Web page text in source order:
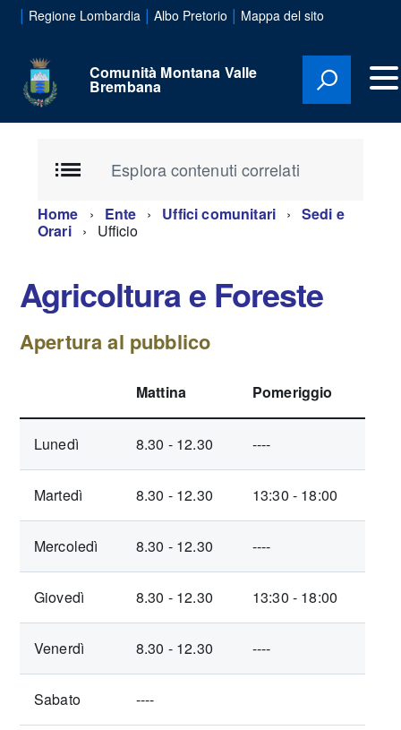
| Regione Lombardia | Albo Pretorio | Mappa del sito
Comunità Montana Valle
Brembana
Esplora contenuti correlati
Home Ente Uffici comunitari
Sedi e
Orari
Ufficio
Agricoltura e Foreste
Apertura al pubblico
Mattina Pomeriggio
Lunedì 8.30 - 12.30 ----
Martedì 8.30 - 12.30 13:30 - 18:00
Mercoledì 8.30 - 12.30 ----
Giovedì 8.30 - 12.30 13:30 - 18:00
Venerdì 8.30 - 12.30 ----
Sabato ----